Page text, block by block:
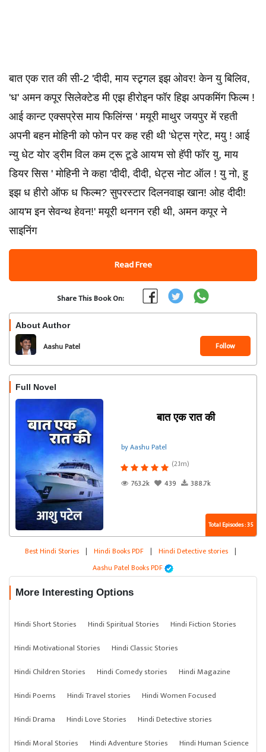
बात एक रात की सी-2 'दीदी, माय स्ट्र्गल इझ ओवर! केन यु बिलिव,
'ध' अमन कपूर सिलेक्टेड मी एझ हीरोइन फॉर हिझ अपकमिंग फिल्म !
आई कान्ट एक्सप्रेस माय फिलिंग्स ' मयूरी माथुर जयपुर में रहती
अपनी बहन मोहिनी को फोन पर कह रही थी 'धेट्स ग्रेट, मयु ! आई
न्यु धेट योर ड्रीम विल कम ट्रू टूडे आय'म सो हॅपी फॉर यु, माय
डियर सिस ' मोहिनी ने कहा 'दीदी, दीदी, धेट्स नोट ऑल ! यु नो, हु
इझ ध हीरो ऑफ ध फिल्म? सुपरस्टार दिलनवाझ खान! ओह दीदी!
आय'म इन सेवन्थ हेवन!' मयूरी थनगन रही थी, अमन कपूर ने
साइनिंग
Read Free
Share This Book On:
About Author
Aashu Patel Follow
Full Novel
बात एक रात की
by Aashu Patel
(2.1m)
763.2k
439 388.7k
Total Episodes : 35
Best Hindi Stories | Hindi Books PDF | Hindi Detective stories |
Aashu Patel Books PDF
More Interesting Options
Hindi Short Stories Hindi Spiritual Stories
Hindi Fiction Stories
Hindi Motivational Stories
Hindi Classic Stories
Hindi Children Stories
Hindi Comedy stories
Hindi Magazine
Hindi Poems
Hindi Travel stories
Hindi Women Focused
Hindi Drama
Hindi Love Stories
Hindi Detective stories
Hindi Moral Stories
Hindi Adventure Stories Hindi Human Science